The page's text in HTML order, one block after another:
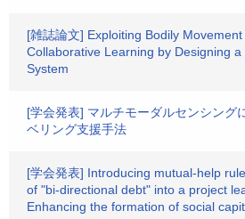
[雑誌論文] Exploiting Bodily
Collaborative Learning by Designing a
System
[学会発表] マルチモーダルセンシング
ベリング支援手法
[学会発表] Introducing mutual-help
of "bi-directional debt" into a project
Enhancing the formation of social